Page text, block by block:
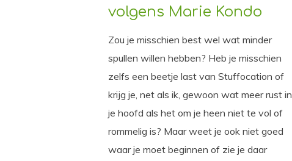
volgens Marie Kondo
Zou je misschien best wel wat minder
spullen willen hebben? Heb je misschien
zelfs een beetje last van Stuffocation of
krijg je, net als ik, gewoon wat meer rust in
je hoofd als het om je heen niet te vol of
rommelig is? Maar weet je ook niet goed
waar je moet beginnen of zie je daar